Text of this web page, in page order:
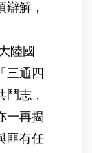
解，
陸國
三通四
志，
一再揭
匪有任